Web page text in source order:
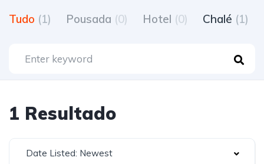
Tudo (1) Pousada (0) Hotel (0) Chalé (1)
1 Resultado
Date Listed: Newest